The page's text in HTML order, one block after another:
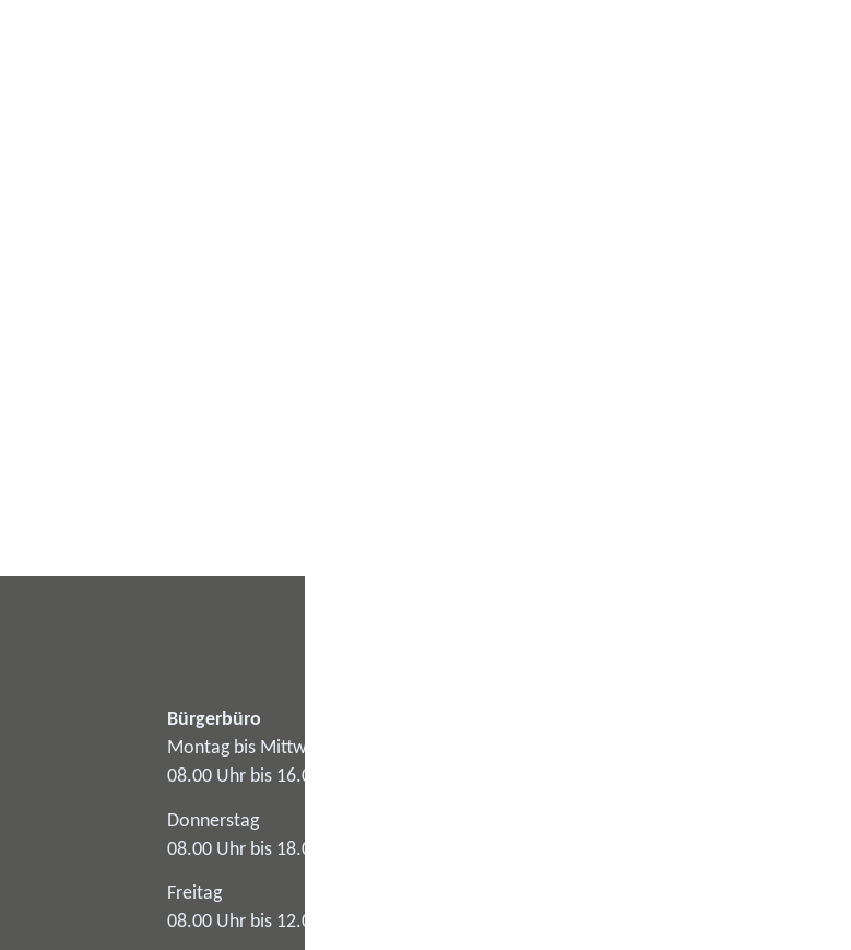
Bürgerbüro
Montag bis Mittwoch
08.00 Uhr bis 16.00 Uhr
Donnerstag
08.00 Uhr bis 18.00 Uhr
Freitag
08.00 Uhr bis 12.00 Uhr